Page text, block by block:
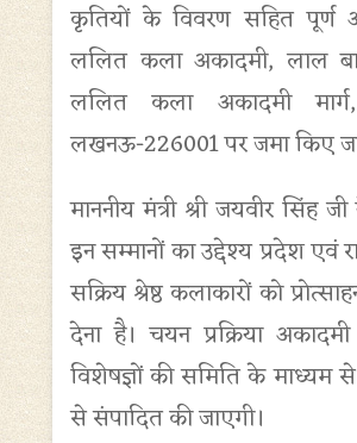
कृतियों के विवरण सहित पूर्ण
ललित कला अकादमी, लाल
ललित कला अकादमी
लखनऊ-226001 पर जमा किए
माननीय मंत्री श्री जयवीर सिंह
इन सम्मानों का उद्देश्य प्रदेश एवं
सक्रिय श्रेष्ठ कलाकारों को
देना है। चयन प्रक्रिया अकादमी
विशेषज्ञों की समिति के माध्यम से
से संपादित की जाएगी।